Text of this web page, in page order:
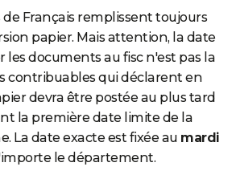
Français remplissent toujours
papier. Mais attention, la date
les documents au fisc n'est pas la
contribuables qui déclarent en
devra être postée au plus tard
la première date limite de la
La date exacte est fixée au mardi
le département.